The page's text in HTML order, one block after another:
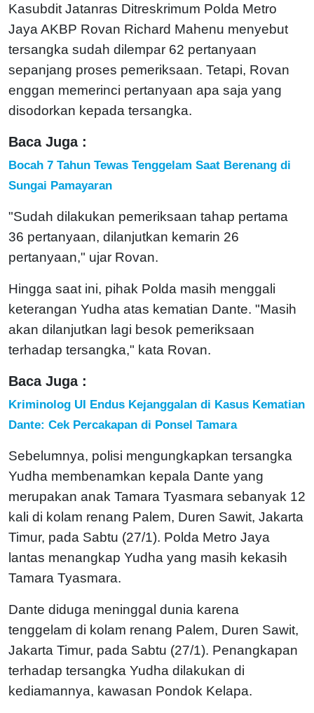
Kasubdit Jatanras Ditreskrimum Polda Metro
Jaya AKBP Rovan Richard Mahenu menyebut
tersangka sudah dilempar 62 pertanyaan
sepanjang proses pemeriksaan. Tetapi, Rovan
enggan memerinci pertanyaan apa saja yang
disodorkan kepada tersangka.
Baca Juga :
Bocah 7 Tahun Tewas Tenggelam Saat Berenang di
Sungai Pamayaran
"Sudah dilakukan pemeriksaan tahap pertama
36 pertanyaan, dilanjutkan kemarin 26
pertanyaan," ujar Rovan.
Hingga saat ini, pihak Polda masih menggali
keterangan Yudha atas kematian Dante. "Masih
akan dilanjutkan lagi besok pemeriksaan
terhadap tersangka," kata Rovan.
Baca Juga :
Kriminolog UI Endus Kejanggalan di Kasus Kematian
Dante: Cek Percakapan di Ponsel Tamara
Sebelumnya, polisi mengungkapkan tersangka
Yudha membenamkan kepala Dante yang
merupakan anak Tamara Tyasmara sebanyak 12
kali di kolam renang Palem, Duren Sawit, Jakarta
Timur, pada Sabtu (27/1). Polda Metro Jaya
lantas menangkap Yudha yang masih kekasih
Tamara Tyasmara.
Dante diduga meninggal dunia karena
tenggelam di kolam renang Palem, Duren Sawit,
Jakarta Timur, pada Sabtu (27/1). Penangkapan
terhadap tersangka Yudha dilakukan di
kediamannya, kawasan Pondok Kelapa.